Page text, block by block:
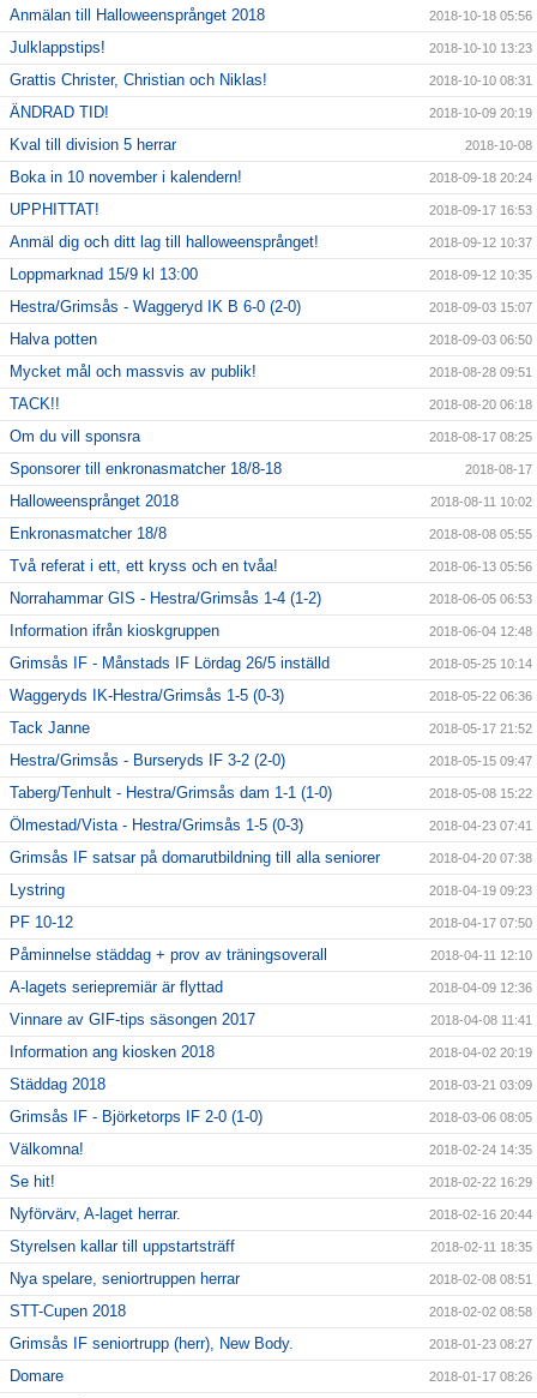
Anmälan till Halloweensprånget 2018 2018-10-18 05:56
Julklappstips! 2018-10-10 13:23
Grattis Christer, Christian och Niklas! 2018-10-10 08:31
ÄNDRAD TID! 2018-10-09 20:19
Kval till division 5 herrar 2018-10-08
Boka in 10 november i kalendern! 2018-09-18 20:24
UPPHITTAT! 2018-09-17 16:53
Anmäl dig och ditt lag till halloweensprånget! 2018-09-12 10:37
Loppmarknad 15/9 kl 13:00 2018-09-12 10:35
Hestra/Grimsås - Waggeryd IK B 6-0 (2-0) 2018-09-03 15:07
Halva potten 2018-09-03 06:50
Mycket mål och massvis av publik! 2018-08-28 09:51
TACK!! 2018-08-20 06:18
Om du vill sponsra 2018-08-17 08:25
Sponsorer till enkronasmatcher 18/8-18 2018-08-17
Halloweensprånget 2018 2018-08-11 10:02
Enkronasmatcher 18/8 2018-08-08 05:55
Två referat i ett, ett kryss och en tvåa! 2018-06-13 05:56
Norrahammar GIS - Hestra/Grimsås 1-4 (1-2) 2018-06-05 06:53
Information ifrån kioskgruppen 2018-06-04 12:48
Grimsås IF - Månstads IF Lördag 26/5 inställd 2018-05-25 10:14
Waggeryds IK-Hestra/Grimsås 1-5 (0-3) 2018-05-22 06:36
Tack Janne 2018-05-17 21:52
Hestra/Grimsås - Burseryds IF 3-2 (2-0) 2018-05-15 09:47
Taberg/Tenhult - Hestra/Grimsås dam 1-1 (1-0) 2018-05-08 15:22
Ölmestad/Vista - Hestra/Grimsås 1-5 (0-3) 2018-04-23 07:41
Grimsås IF satsar på domarutbildning till alla seniorer 2018-04-20 07:38
Lystring 2018-04-19 09:23
PF 10-12 2018-04-17 07:50
Påminnelse städdag + prov av träningsoverall 2018-04-11 12:10
A-lagets seriepremiär är flyttad 2018-04-09 12:36
Vinnare av GIF-tips säsongen 2017 2018-04-08 11:41
Information ang kiosken 2018 2018-04-02 20:19
Städdag 2018 2018-03-21 03:09
Grimsås IF - Björketorps IF 2-0 (1-0) 2018-03-06 08:05
Välkomna! 2018-02-24 14:35
Se hit! 2018-02-22 16:29
Nyförvärv, A-laget herrar. 2018-02-16 20:44
Styrelsen kallar till uppstartsträff 2018-02-11 18:35
Nya spelare, seniortruppen herrar 2018-02-08 08:51
STT-Cupen 2018 2018-02-02 08:58
Grimsås IF seniortrupp (herr), New Body. 2018-01-23 08:27
Domare 2018-01-17 08:26